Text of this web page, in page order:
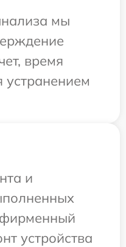
мы
время
устранением
и
устройства